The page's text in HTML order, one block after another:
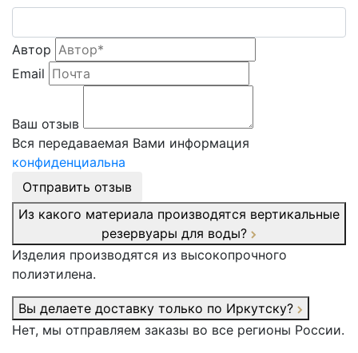
Автор
Email
Ваш отзыв
Вся передаваемая Вами информация
конфиденциальна
Отправить отзыв
Из какого материала производятся вертикальные
резервуары для воды?
Изделия производятся из высокопрочного
полиэтилена.
Вы делаете доставку только по Иркутску?
Нет, мы отправляем заказы во все регионы России.